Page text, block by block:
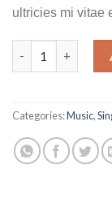
ultricies mi vitae
Categories:Music,